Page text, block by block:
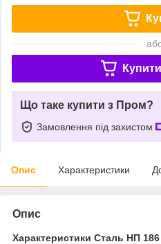
Що таке купити з Пром?
Замовлення під захистом
Опис Характеристики
Опис
Характеристики Сталь НП